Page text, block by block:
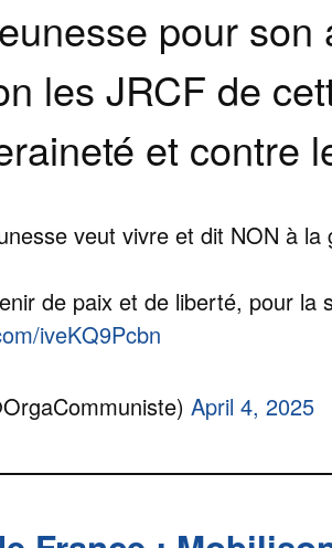
pour son
les JRCF de
et contre
veut vivre et dit NON à
de paix et de liberté, pour la
iveKQ9Pcbn
April 4, 2025